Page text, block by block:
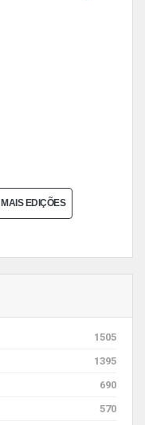
MAIS EDIÇÕES
1505
1395
690
570